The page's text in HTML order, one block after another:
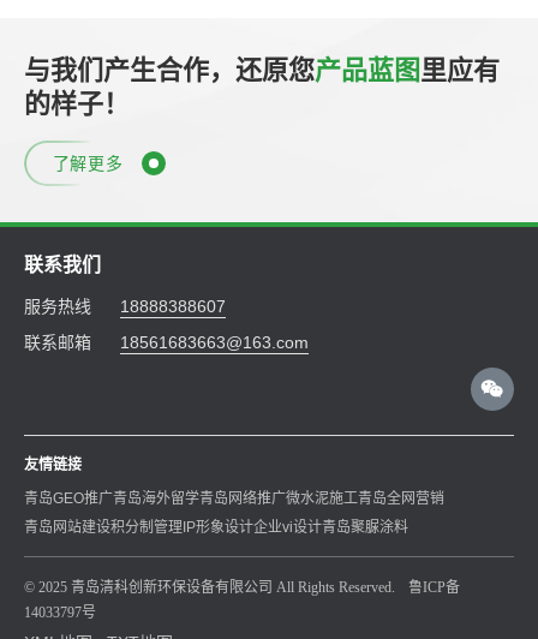
与我们产生合作，还原您产品蓝图里应有
的样子！
了解更多
联系我们
服务热线
18888388607
联系邮箱
18561683663@163.com
友情链接
青岛GEO推广青岛海外留学青岛网络推广微水泥施工青岛全网营销
青岛网站建设积分制管理 IP形象设计企业vi设计青岛聚脲涂料
© 2025 青岛清科创新环保设备有限公司 All Rights Reserved.
鲁ICP备
14033797号